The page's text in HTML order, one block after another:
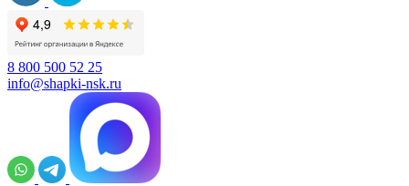
8 800 500 52 25
info@shapki-nsk.ru